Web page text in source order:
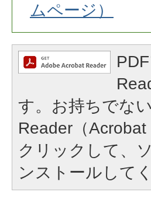
ムページ）
す。お持ちでな
Reader（
クリックして、
ンストールして